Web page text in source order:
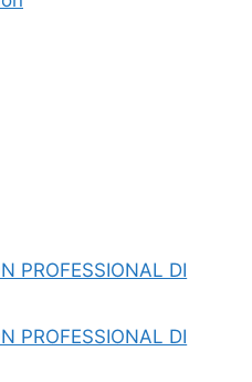
PROFESSIONAL DI
PROFESSIONAL DI